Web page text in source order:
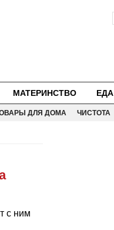
МАТЕРИНСТВО ЕДА
ДЛЯ ДОМА ЧИСТОТА
с ним